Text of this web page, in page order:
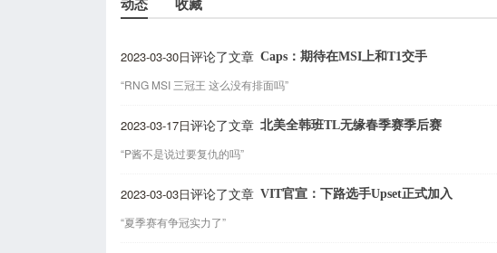
2023-03-30日评论了文章 Caps：期待在MSI上和T1交手
“RNG MSI 三冠王 这么没有排面吗”
2023-03-17日评论了文章 北美全韩班TL无缘春季赛季后赛
“P酱不是说过要复仇的吗”
2023-03-03日评论了文章 VIT官宣：下路选手Upset正式加入
“夏季赛有争冠实力了”